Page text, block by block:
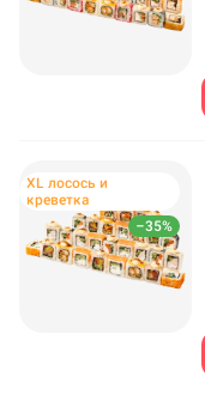
–35%
XL лосось и
креветка